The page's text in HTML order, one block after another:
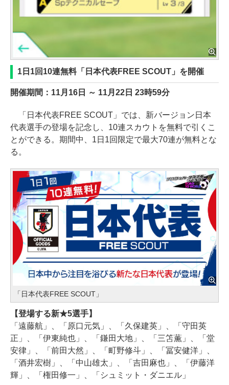
1日1回10連無料「日本代表FREE SCOUT」を開催
開催期間：11月16日 ～ 11月22日 23時59分
「日本代表FREE SCOUT」では、新バージョン日本
代表選手の登場を記念し、10連スカウトを無料で引くこ
とができる。期間中、1日1回限定で最大70連が無料とな
る。
「日本代表FREE SCOUT」
【登場する新★5選手】
「遠藤航」、「原口元気」、「久保建英」、「守田英
正」、「伊東純也」、「鎌田大地」、「三笘薫」、「堂
安律」、「前田大然」、「町野修斗」、「冨安健洋」、
「酒井宏樹」、「中山雄太」、「吉田麻也」、「伊藤洋
輝」、「権田修一」、「シュミット・ダニエル」